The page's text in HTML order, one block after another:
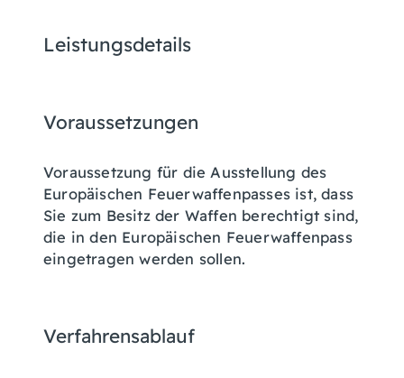
Leistungsdetails
Voraussetzungen
Voraussetzung für die Ausstellung des
Europäischen Feuerwaffenpasses ist, dass
Sie zum Besitz der Waffen berechtigt sind,
die in den Europäischen Feuerwaffenpass
eingetragen werden sollen.
Verfahrensablauf